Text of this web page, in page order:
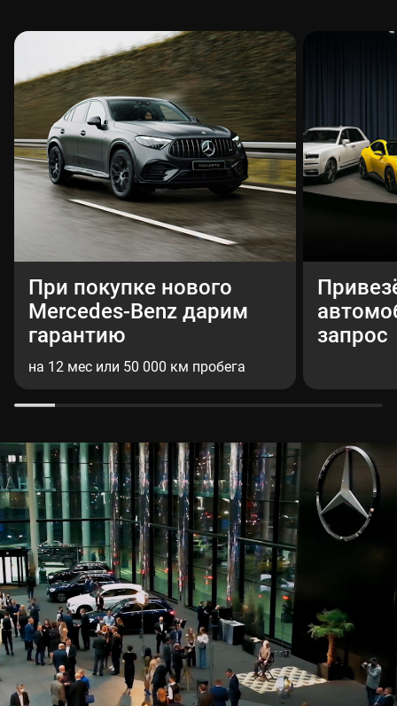
При покупке нового
Mercedes-Benz дарим
гарантию
на 12 мес или 50 000 км пробега
запрос